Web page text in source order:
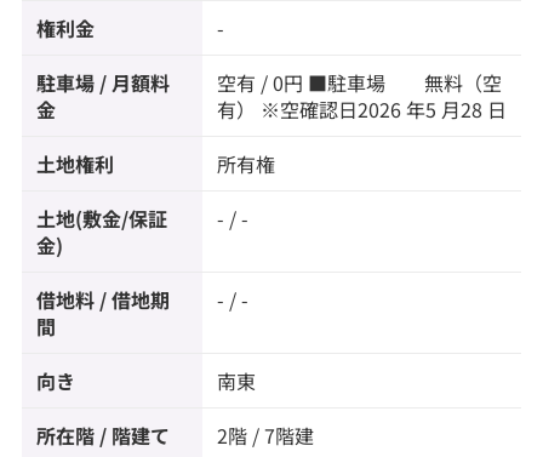
権利金 -
駐車場 / 月額料
金
空有 / 0円 ■駐車場 無料（空
有） ※空確認日2026 年5 月28 日
土地権利 所有権
土地(敷金/保証
金)
- / -
借地料 / 借地期
間
- / -
向き 南東
所在階 / 階建て 2階 / 7階建